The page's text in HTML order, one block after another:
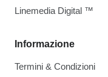
Informazione
Termini & Condizioni
Linemedia Digital ™